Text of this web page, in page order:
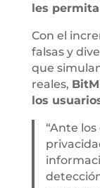
les
Con el
falsas y
que
reales,
los
“Ante